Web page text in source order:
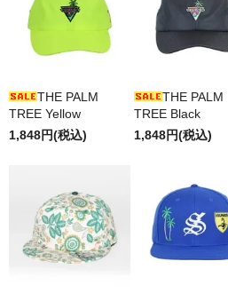
THE PALM
TREE Yellow
1,848円(税込)
THE PALM
TREE Black
1,848円(税込)